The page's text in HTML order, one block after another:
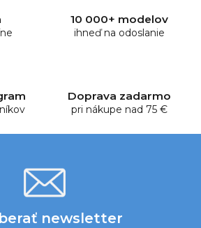
10 000+ modelov
ihneď na odoslanie
Doprava zadarmo
pri nákupe nad 75 €
newsletter